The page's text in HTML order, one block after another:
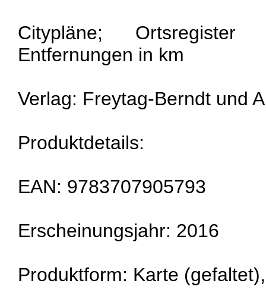
Citypläne; Ortsregister
Entfernungen in km
Verlag: Freytag-Berndt und
Produktdetails:
EAN: 9783707905793
Erscheinungsjahr: 2016
Produktform: Karte